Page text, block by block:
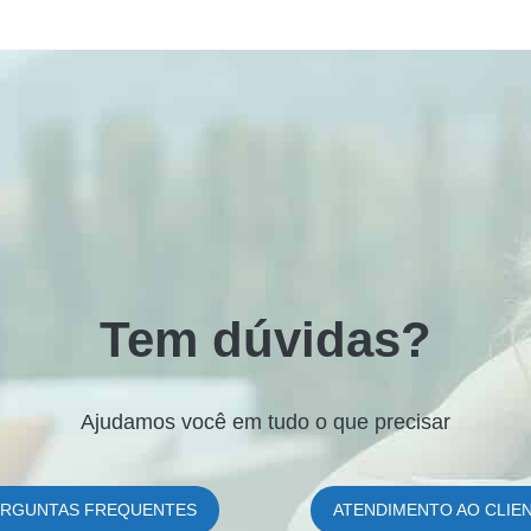
Tem dúvidas?
Ajudamos você em tudo o que precisar
FREQUENTES ATENDIMENTO AO